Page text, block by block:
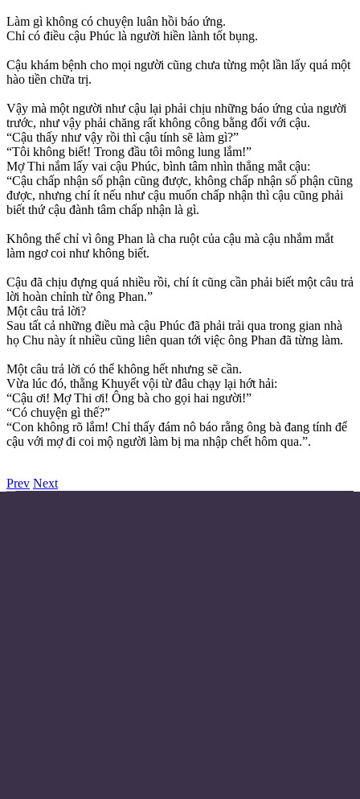
Làm gì không có chuyện luân hồi báo ứng.
Chỉ có điều cậu Phúc là người hiền lành tốt bụng.
Cậu khám bệnh cho mọi người cũng chưa từng một lần lấy quá một
hào tiền chữa trị.
Vậy mà một người như cậu lại phải chịu những báo ứng của người
trước, như vậy phải chăng rất không công bằng đối với cậu.
“Cậu thấy như vậy rồi thì cậu tính sẽ làm gì?”
“Tôi không biết! Trong đầu tôi mông lung lắm!”
Mợ Thi nắm lấy vai cậu Phúc, bình tâm nhìn thẳng mắt cậu:
“Cậu chấp nhận số phận cũng được, không chấp nhận số phận cũng
được, nhưng chí ít nếu như cậu muốn chấp nhận thì cậu cũng phải
biết thứ cậu đành tâm chấp nhận là gì.
Không thể chỉ vì ông Phan là cha ruột của cậu mà cậu nhắm mắt
làm ngơ coi như không biết.
Cậu đã chịu đựng quá nhiều rồi, chí ít cũng cần phải biết một câu trả
lời hoàn chỉnh từ ông Phan.”
Một câu trả lời?
Sau tất cả những điều mà cậu Phúc đã phải trải qua trong gian nhà
họ Chu này ít nhiều cũng liên quan tới việc ông Phan đã từng làm.
Một câu trả lời có thể không hết nhưng sẽ cần.
Vừa lúc đó, thằng Khuyết vội từ đâu chạy lại hớt hải:
“Cậu ơi! Mợ Thi ơi! Ông bà cho gọi hai người!”
“Có chuyện gì thế?”
“Con không rõ lắm! Chỉ thấy đám nô báo rằng ông bà đang tính để
cậu với mợ đi coi mộ người làm bị ma nhập chết hôm qua.”.
Prev Next